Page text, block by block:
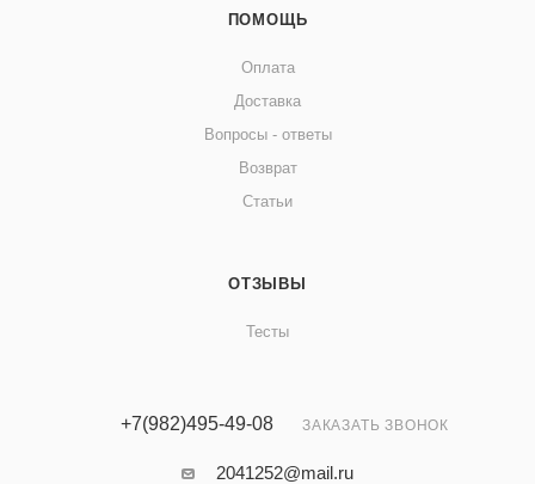
ПОМОЩЬ
Оплата
Доставка
Вопросы - ответы
Возврат
Статьи
ОТЗЫВЫ
Тесты
+7(982)495-49-08 ЗАКАЗАТЬ ЗВОНОК
2041252@mail.ru